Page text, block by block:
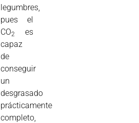
legumbres,
pues el
CO2
es
capaz
de
conseguir
un
desgrasado
prácticamente
completo,